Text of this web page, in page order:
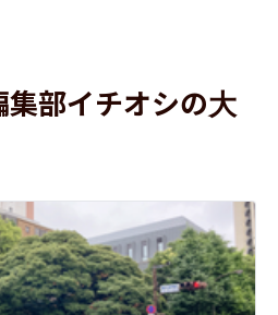
集部イチオシの大